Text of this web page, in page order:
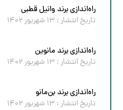
راه‌اندازی برند وانیل قطبی
تاریخ انتشار : ۱۳ شهریور ۱۴۰۲
راه‌اندازی برند مانوین
تاریخ انتشار : ۱۳ شهریور ۱۴۰۲
راه‌اندازی برند بن‌مانو
تاریخ انتشار : ۱۳ شهریور ۱۴۰۲